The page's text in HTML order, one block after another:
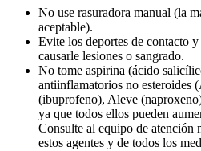
No use rasuradora manual (la
aceptable).
Evite los deportes de contacto
causarle lesiones o sangrado.
No tome aspirina (ácido
antiinflamatorios no
(ibuprofeno), Aleve
ya que todos ellos pueden
Consulte al equipo de atención
estos agentes y de todos los